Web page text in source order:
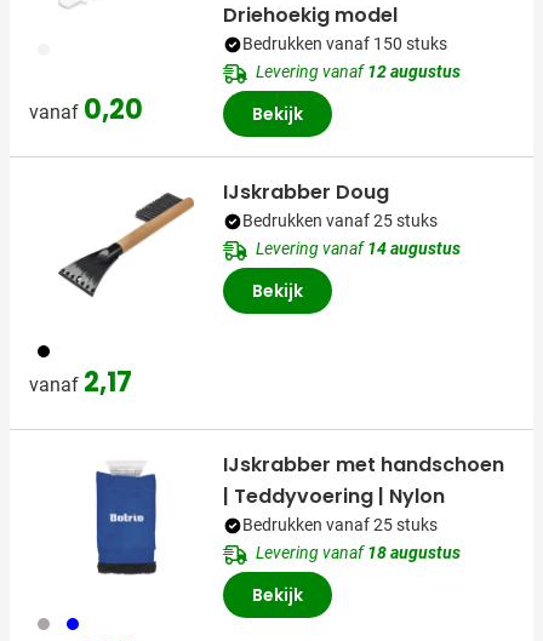
vanaf 0,20
Driehoekig model
Bedrukken vanaf 150 stuks
Levering vanaf12 augustus
Bekijk
001
vanaf 2,17
IJskrabber Doug
Bedrukken vanaf 25 stuks
Levering vanaf14 augustus
Bekijk
003 005
IJskrabber met handschoen
| Teddyvoering | Nylon
Bedrukken vanaf 25 stuks
Levering vanaf18 augustus
Bekijk